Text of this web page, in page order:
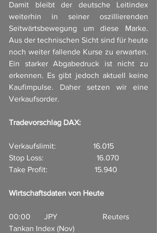
Damit bleibt der deutsche Leitindex
weiterhin in seiner oszillierenden
Seitwärtsbewegung um diese Marke.
Aus der technischen Sicht sind für heute
noch weiter fallende Kurse zu erwarten.
Ein starker Abgabedruck ist nicht zu
erkennen. Es gibt jedoch aktuell keine
Kaufimpulse. Daher setzen wir eine
Verkaufsorder.
Tradevorschlag DAX:
Verkaufslimit:                   16.015
Stop Loss:                           16.070
Take Profit:                        15.940
Wirtschaftsdaten von Heute
00:00       JPY                       Reuters
Tankan Index (Nov)